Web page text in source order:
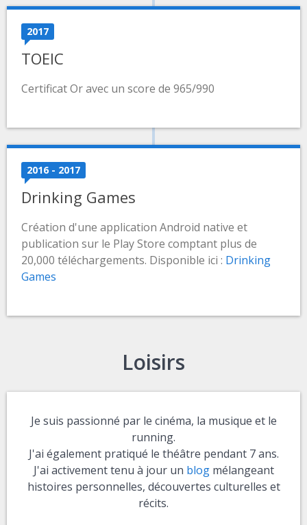
2017
TOEIC
Certificat Or avec un score de 965/990
2016 - 2017
Drinking Games
Création d'une application Android native et
publication sur le Play Store comptant plus de
20,000 téléchargements. Disponible ici : Drinking
Games
Loisirs
Je suis passionné par le cinéma, la musique et le
running.
J'ai également pratiqué le théâtre pendant 7 ans.
J'ai activement tenu à jour un blogmélangeant
histoires personnelles, découvertes culturelles et
récits.